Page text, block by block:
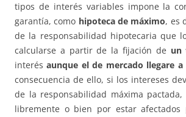
tipos de interés variables impone la
garantía, como hipoteca de máximo, es
de la responsabilidad hipotecaria que
calcularse a partir de la fijación de un
interésaunque el de mercado llegare
consecuencia de ello, si los intereses
de la responsabilidad máxima
libremente o bien por estar afectados